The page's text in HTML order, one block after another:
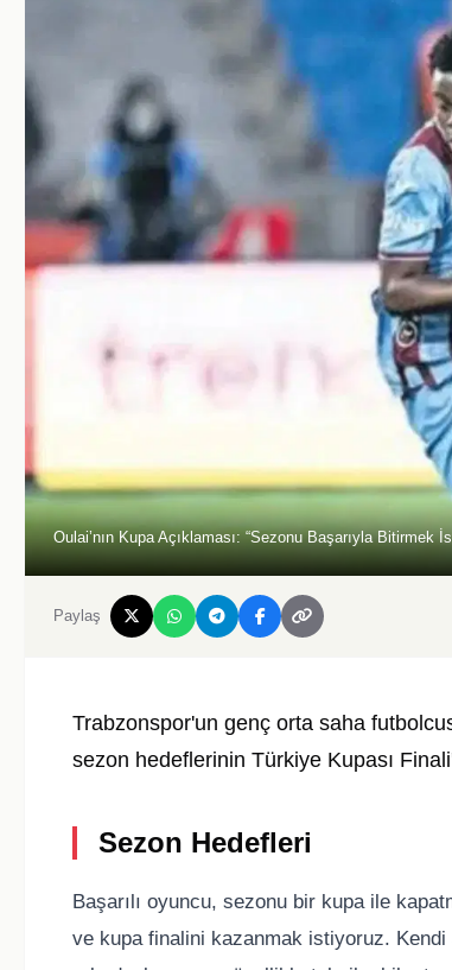
Oulai’nın Kupa Açıklaması: “Sezonu Başarıyla Bitirmek
Paylaş
Trabzonspor'un genç orta saha
sezon hedeflerinin Türkiye Kupası
Sezon Hedefleri
Başarılı oyuncu, sezonu bir kupa ile
ve kupa finalini kazanmak istiyoruz. Kendi